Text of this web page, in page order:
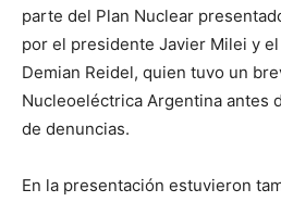
parte del Plan Nuclear
por el presidente Javier Milei y
Demian Reidel, quien tuvo un
Nucleoeléctrica Argentina antes
de denuncias.
En la presentación estuvieron